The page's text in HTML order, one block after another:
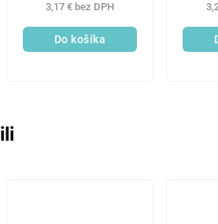
3,17 € bez DPH
Do košíka